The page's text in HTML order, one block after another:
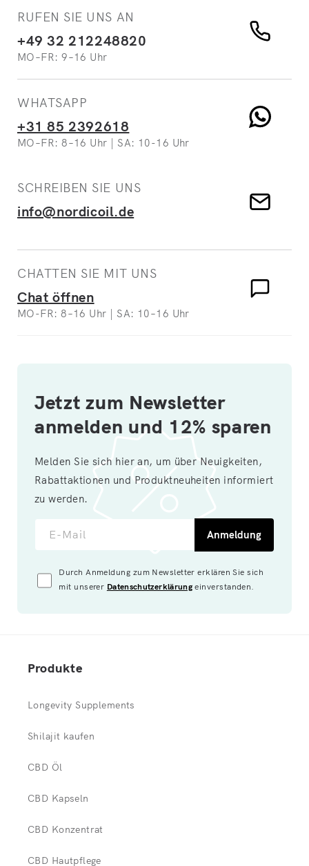
RUFEN SIE UNS AN
+49 32 212248820
MO–FR: 9–16 Uhr
WHATSAPP
+31 85 2392618
MO–FR: 8–16 Uhr | SA: 10-16 Uhr
SCHREIBEN SIE UNS
info@nordicoil.de
CHATTEN SIE MIT UNS
Chat öffnen
MO-FR: 8–16 Uhr | SA: 10–16 Uhr
Jetzt zum Newsletter
anmelden und 12% sparen
Melden Sie sich hier an, um über Neuigkeiten,
Rabattaktionen und Produktneuheiten informiert
zu werden.
E-Mail Anmeldung
Durch Anmeldung zum Newsletter erklären Sie sich
mit unserer Datenschutzerklärung einverstanden.
Produkte
Longevity Supplements
Shilajit kaufen
CBD Öl
CBD Kapseln
CBD Konzentrat
CBD Hautpflege